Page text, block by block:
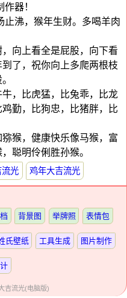
器！
止沸，猴年生财。多喝羊肉
向上看全是屁股，向下看
了，祝你向上多爬两根枝
，比虎猛，比兔乖，比龙
勤，比狗忠，比猪胖，比
猴，健康快乐像马猴，富
聪明伶俐胜孙猴。
流光 鸡年大吉流光
背景图 举牌照 表情包
氏壁纸 工具生成 图片制作
吉流光(电脑版)